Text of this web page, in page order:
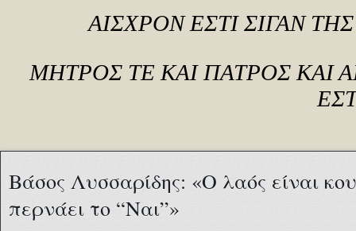
ΑΙΣΧΡΟΝ ΕΣΤΙ ΣΙΓΑΝ
ΜΗΤΡΟΣ ΤΕ ΚΑΙ ΠΑΤΡΟΣ ΚΑΙ
Βάσος Λυσσαρίδης: «Ο λαός είναι
περνάει το “Ναι”»